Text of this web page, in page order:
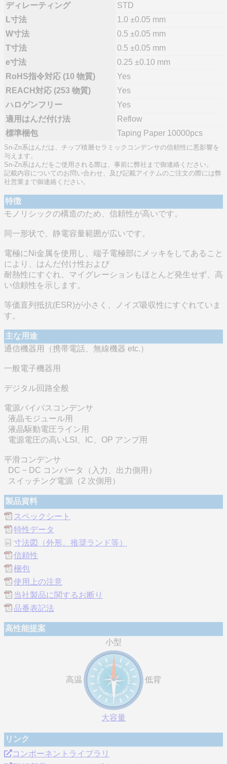
ディレーティング
STD
L寸法
1.0 ±0.05 mm
W寸法
0.5 ±0.05 mm
T寸法
0.5 ±0.05 mm
e寸法
0.25 ±0.10 mm
RoHS指令対応 (10 物質)
Yes
REACH対応 (253 物質)
Yes
ハロゲンフリー
Yes
適用はんだ付け法
Reflow
標準梱包
Taping Paper 10000pcs
Sn-Zn系はんだは、チップ積層セラミックコンデンサの信頼性に悪影響を
与えます。
Sn-Zn系はんだをご使用される際は、事前に弊社まで御連絡ください。
記載内容についてのお問い合わせ、及び記載アイテムのご注文の際には弊
社営業まで御連絡ください。
特徴
モノリシックの構造のため、信頼性が高いです。
同一形状で、静電容量範囲が広いです。
電極にNi金属を使用し、端子電極部にメッキをしてあること
により、はんだ付け性および
耐熱性にすぐれ、マイグレーションもほとんど発生せず、高
い信頼性を示します。
等価直列抵抗(ESR)が小さく、ノイズ吸収性にすぐれていま
す。
主な用途
通信機器用（携帯電話、無線機器 etc.）
一般電子機器用
デジタル回路全般
電源バイパスコンデンサ
液晶モジュール用
液晶駆動電圧ライン用
電源電圧の高いLSI、IC、OP アンプ用
平滑コンデンサ
DC − DC コンバータ（入力、出力側用）
スイッチング電源（2 次側用）
製品資料
スペックシート
特性データ
寸法図（外形、推奨ランド等）
信頼性
梱包
使用上の注意
当社製品に関するお断り
品番表記法
高性能提案
小型
高温 低背
大容量
リンク
コンポーネントライブラリ